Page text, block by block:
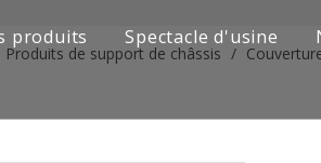
produits Spectacle d'usine
Produits de support de châssis /